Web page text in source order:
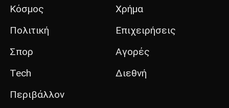
Κόσμος
Πολιτική
Σπορ
Tech
Περιβάλλον
Χρήμα
Επιχειρήσεις
Αγορές
Διεθνή